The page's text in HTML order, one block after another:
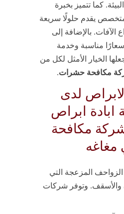
كما تتميز بخبرة
يقدم حلولًا سريعة
الآفات. بالإضافة إلى
مناسبة وخدمة
الخيار الأمثل لكل من
مكافحة حشرات.
لدى
ابراص
مكافحة
الزواحف المزعجة التي
والأسقف. وتوفر شركات